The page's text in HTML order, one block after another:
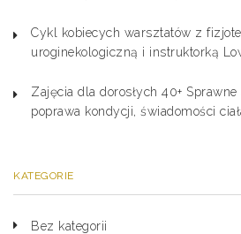
Cykl kobiecych warsztatów z
uroginekologiczną i instruktorką
Zajęcia dla dorosłych 40+
poprawa kondycji, świadomości
KATEGORIE
Bez kategorii